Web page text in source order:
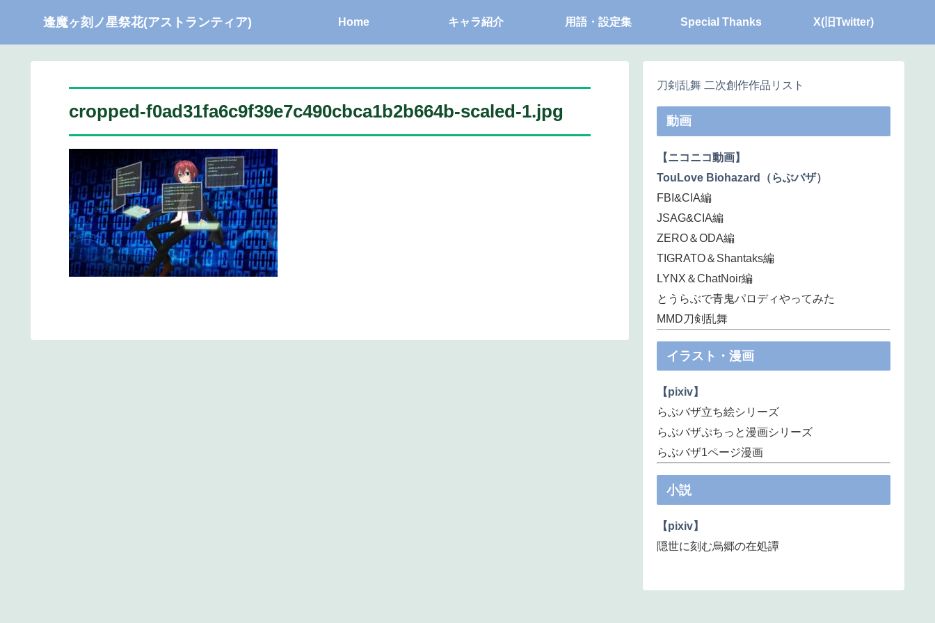
逢魔ヶ刻ノ星祭花(アストランティア) Home キャラ紹介 用語・設定集 Special Thanks X(旧Twitter)
cropped-f0ad31fa6c9f39e7c490cbca1b2b664b-scaled-1.jpg
刀剣乱舞 二次創作作品リスト
動画
【ニコニコ動画】
TouLove Biohazard（らぶバザ）
FBI&CIA編
JSAG&CIA編
ZERO＆ODA編
TIGRATO＆Shantaks編
LYNX＆ChatNoir編
とうらぶで青鬼パロディやってみた
MMD刀剣乱舞
イラスト・漫画
【pixiv】
らぶバザ立ち絵シリーズ
らぶバザぷちっと漫画シリーズ
らぶバザ1ページ漫画
小説
【pixiv】
隠世に刻む烏郷の在処譚